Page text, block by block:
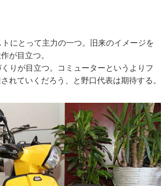
にとって主力の一つ。旧来のイメージを
が目立つ。
りが目立つ。コミューターというよりフ
れていくだろう、と野口代表は期待する。